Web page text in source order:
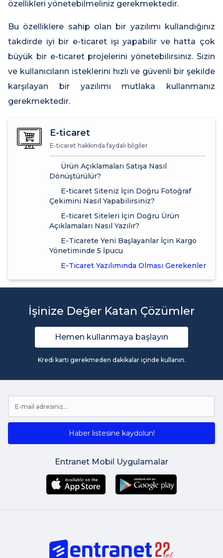
özellikleri yönetebilmeliniz gerekmektedir.
Bu özelliklere sahip olan bir yazılımı kullandığınız
takdirde iyi bir e-ticaret işi yapabilir ve hatta çok
büyük bir e-ticaret projelerini yönetebilirsiniz. Sizin
ve kullanıcıların isteklerini hızlı ve güvenli bir şekilde
karşılayan bir yazılımı mutlaka kullanmanız
gerekmektedir.
E-ticaret
E-ticaret hakkında faydalı bilgiler
Ürün Açıklamaları Satışa Nasıl
Dönüştürülür?
E-ticaret Siteniz İçin Doğru Fotoğraf
Çekimini Nasıl Yapabilirsiniz?
E-ticaret Siteleri İçin Doğru Ürün
Açıklamaları Nasıl Yazılır?
E-Ticarete Yeni Başlayanlar İçin Kargo
Yönetiminde 5 İpucu
E-Ticaret Yazılımında Olması Gerekenler
İşinize Değer Katan Çözümler
Hemen kullanmaya başlayın
Kredi kartı gerekmeden dakikalar içinde kullanın.
Haber listesine kaydolun!
Entranet Mobil Uygulamalar